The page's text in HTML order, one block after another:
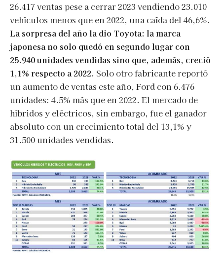
26.417 ventas pese a cerrar 2023 vendiendo 23.010
vehículos menos que en 2022, una caída del 46,6%.
La sorpresa del año la dio Toyota: la marca
japonesa no solo quedó en segundo lugar con
25.940 unidades vendidas sino que, además, creció
1,1% respecto a 2022. Solo otro fabricante reportó
un aumento de ventas este año, Ford con 6.476
unidades: 4.5% más que en 2022. El mercado de
híbridos y eléctricos, sin embargo, fue el ganador
absoluto con un crecimiento total del 13,1% y
31.500 unidades vendidas.